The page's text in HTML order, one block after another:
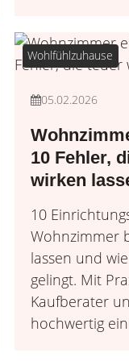
Wohlfühlzuhause
05.02.2026
10 Fehler,
wirken
10
Wohnzimmer
lassen und
gelingt. Mit
Kaufberater
hochwertig